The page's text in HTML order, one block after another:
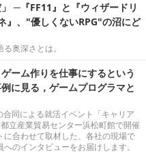
─『FF11』と『ウィザードリ
』、"優しくないRPG"の沼にど
奥深さとは。
ゲーム作りを仕事にするという
に見る，ゲームプログラマと
同による就活イベント「キャリア
立産業貿易センター浜松町館で開催
に合わせて取材した、各社の現場で
のインタビューをお届けします。